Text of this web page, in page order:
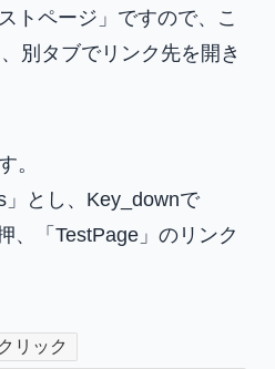
トページ」ですので、こ
別タブでリンク先を開き
。
とし、Key_downで
、「TestPage」のリンク
リック